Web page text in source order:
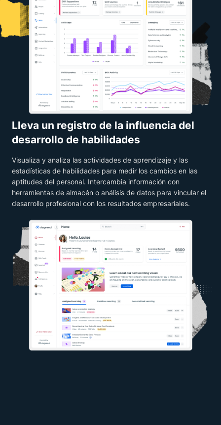
Lleva un registro de la influencia del
desarrollo de habilidades
Visualiza y analiza las actividades de aprendizaje y las
estadísticas de habilidades para medir los cambios en las
aptitudes del personal. Intercambia información con
herramientas de almacén o análisis de datos para vincular el
desarrollo profesional con los resultados empresariales.